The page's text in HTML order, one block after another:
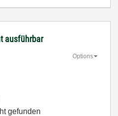
ausführbar
Options
gefunden